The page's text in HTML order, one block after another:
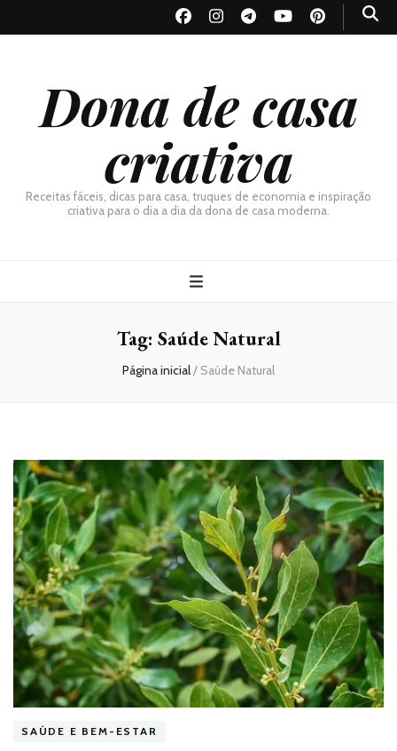
Dona de casa
criativa
Receitas fáceis, dicas para casa, truques de economia e inspiração
criativa para o dia a dia da dona de casa moderna.
Tag: Saúde Natural
Página inicial/ Saúde Natural
SAÚDE E BEM-ESTAR